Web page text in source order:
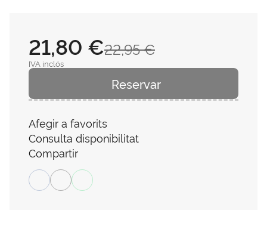
22,95 €
21,80 €
IVA inclós
Reservar
Afegir a favorits
Consulta disponibilitat
Compartir